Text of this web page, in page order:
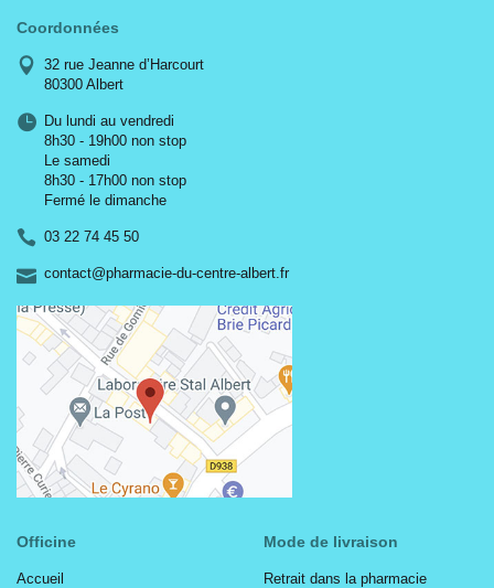
Coordonnées
32 rue Jeanne d’Harcourt
80300 Albert
Du lundi au vendredi
8h30 - 19h00 non stop
Le samedi
8h30 - 17h00 non stop
Fermé le dimanche
03 22 74 45 50
contact-
@-
pharmacie-du-centre-albert.fr
Officine
Accueil
Mode de livraison
Retrait dans la pharmacie